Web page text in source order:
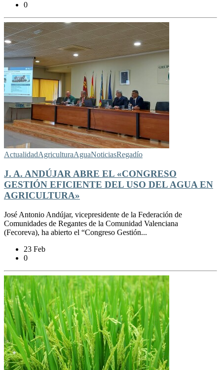
0
ActualidadAgriculturaAguaNoticiasRegadío
J. A. ANDÚJAR ABRE EL «CONGRESO
GESTIÓN EFICIENTE DEL USO DEL AGUA EN
AGRICULTURA»
José Antonio Andújar, vicepresidente de la Federación de
Comunidades de Regantes de la Comunidad Valenciana
(Fecoreva), ha abierto el “Congreso Gestión...
23 Feb
0